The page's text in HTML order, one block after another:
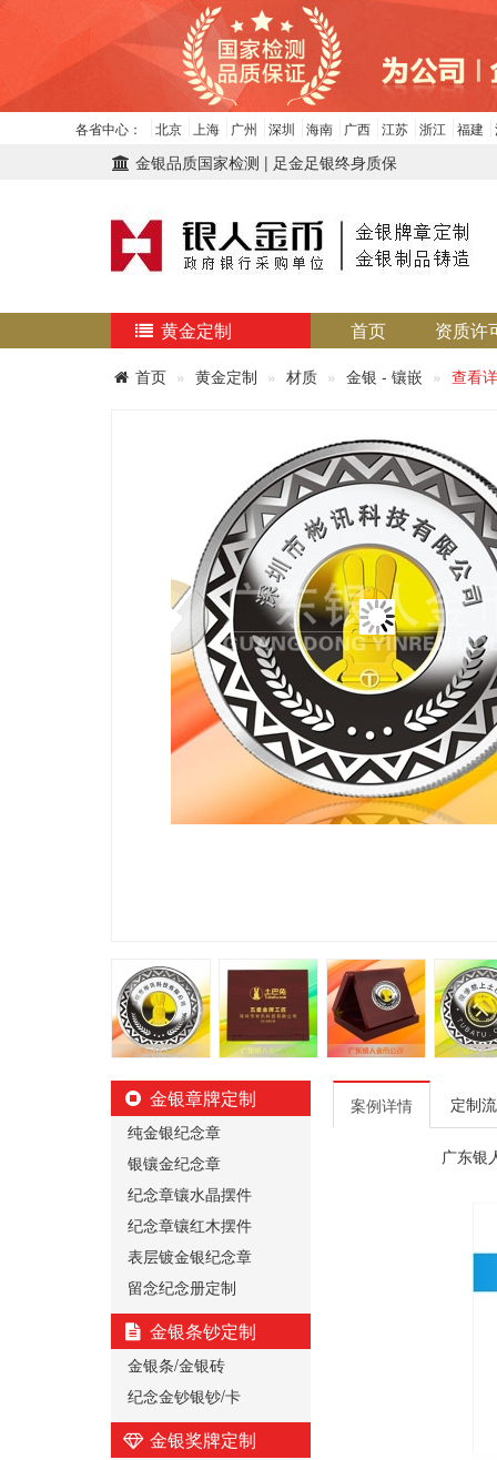
各省中心： 北京 上海 广州 深圳 海南 广西 江苏 浙江 福建
金银品质国家检测 | 足金足银终身质保
黄金定制 首页 资质许
首页 黄金定制 材质 金银 - 镶嵌 查看
金银章牌定制
纯金银纪念章
银镶金纪念章
纪念章镶水晶摆件
纪念章镶红木摆件
表层镀金银纪念章
留念纪念册定制
金银条钞定制
金银条/金银砖
纪念金钞银钞/卡
金银奖牌定制
案例详情 定制
广东银